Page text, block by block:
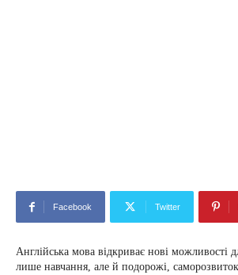
Facebook Twitter
Англійська мова відкриває нові можливості
лише навчання, але й подорожі,